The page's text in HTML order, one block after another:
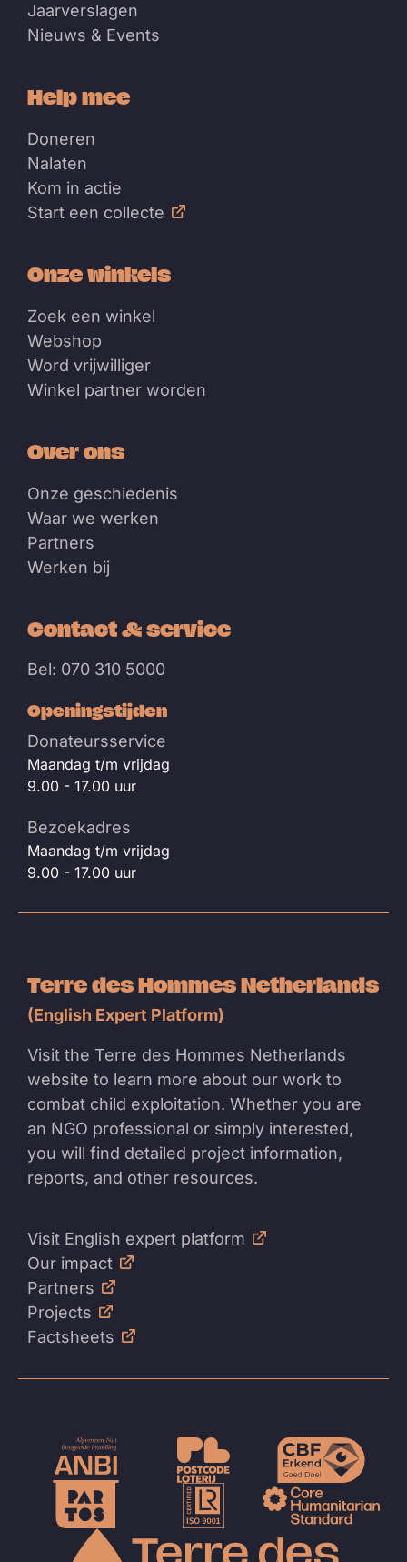
Jaarverslagen
Nieuws & Events
Help mee
Doneren
Nalaten
Kom in actie
Start een collecte
Onze winkels
Zoek een winkel
Webshop
Word vrijwilliger
Winkel partner worden
Over ons
Onze geschiedenis
Waar we werken
Partners
Werken bij
Contact & service
Bel: 070 310 5000
Openingstijden
Donateursservice
Maandag t/m vrijdag
9.00 - 17.00 uur
Bezoekadres
Maandag t/m vrijdag
9.00 - 17.00 uur
Terre des Hommes Netherlands
(English Expert Platform)
Visit the Terre des Hommes Netherlands
website to learn more about our work to
combat child exploitation. Whether you are
an NGO professional or simply interested,
you will find detailed project information,
reports, and other resources.
Visit English expert platform
Our impact
Partners
Projects
Factsheets